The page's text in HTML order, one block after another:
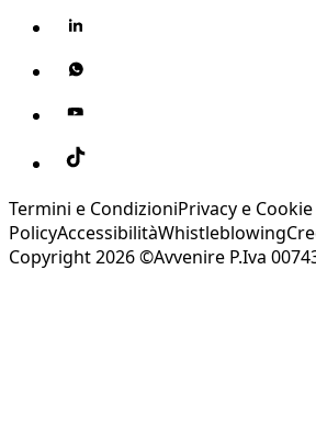
Termini e CondizioniPrivacy e Cookie
PolicyAccessibilitàWhistleblowing
Copyright 2026 ©Avvenire P.Iva